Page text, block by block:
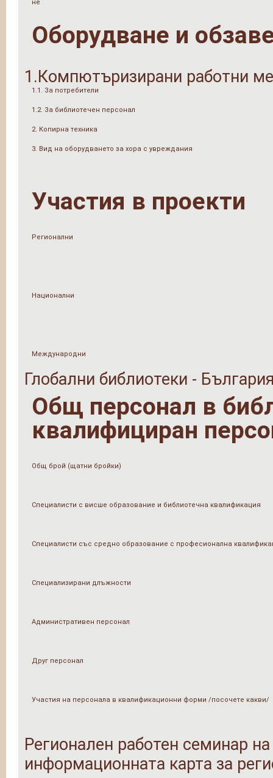
не
Оборудване и
1.Компютъризирани работни
1.1. За потребители
1.2. За библиотечен персонал
2. Копирна техника
3. Вид на оборудването за хора с увреждания
Участия в проекти
Регионални
Национални
Международни
Глобални библиотеки -
Общ персонал в
квалифициран
Общ брой (щатни бройки)
Специалисти с висше образование и библиотечна квалификация
Специалисти със средно образование с професионална
Специализирани длъжности
Административен персонал
Друг персонал
Участия на персонала в квалификационни форми /посочете какви/
Регионален работен семинар
информационната карта за